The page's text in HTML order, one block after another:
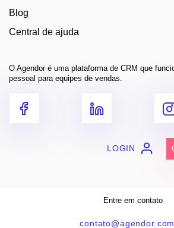
Blog
Central de ajuda
O Agendor é uma plataforma de CRM que
pessoal para equipes de vendas.
LOGIN
Entre em contato